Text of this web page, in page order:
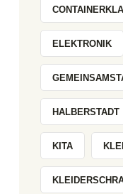
ELEKTRONIK
HALBERSTADT
KITA